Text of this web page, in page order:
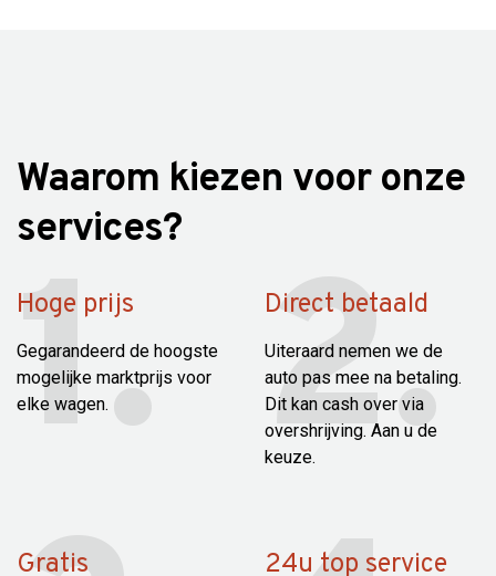
Waarom kiezen voor onze
services?
Hoge prijs
Gegarandeerd de hoogste
mogelijke marktprijs voor
elke wagen.
Direct betaald
Uiteraard nemen we de
auto pas mee na betaling.
Dit kan cash over via
overshrijving. Aan u de
keuze.
Gratis 24u top service